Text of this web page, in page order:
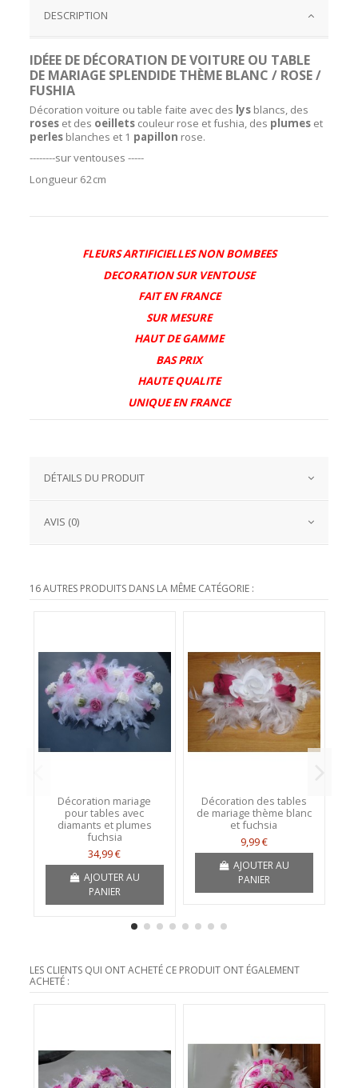
DESCRIPTION
IDÉEE DE DÉCORATION DE VOITURE OU TABLE
DE MARIAGE SPLENDIDE THÈME BLANC / ROSE /
FUSHIA
Décoration voiture ou table faite avec des lys blancs, des
roses et des oeillets couleur rose et fushia, des plumes et
perles blanches et 1 papillon rose.
--------sur ventouses -----
Longueur 62cm
FLEURS ARTIFICIELLES NON BOMBEES
DECORATION SUR VENTOUSE
FAIT EN FRANCE
SUR MESURE
HAUT DE GAMME
BAS PRIX
HAUTE QUALITE
UNIQUE EN FRANCE
DÉTAILS DU PRODUIT
AVIS (0)
16 AUTRES PRODUITS DANS LA MÊME CATÉGORIE :
Décoration mariage
pour tables avec
diamants et plumes
fuchsia
34,99 €
AJOUTER AU
PANIER
Décoration des tables
de mariage thème blanc
et fuchsia
9,99 €
AJOUTER AU
PANIER
LES CLIENTS QUI ONT ACHETÉ CE PRODUIT ONT ÉGALEMENT
ACHETÉ :